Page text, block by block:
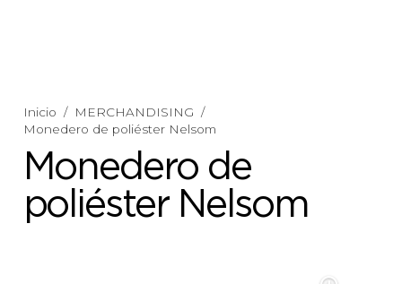
Inicio / MERCHANDISING /
Monedero de poliéster Nelsom
Monedero de
poliéster Nelsom